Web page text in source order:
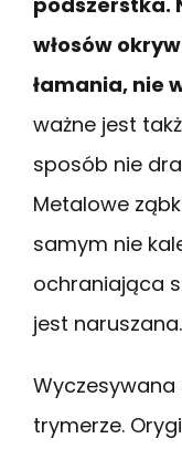
włosów
łamania, nie
ważne jest
sposób nie
Metalowe
samym nie
ochraniająca
jest naruszana.
Wyczesywana
trymerze.